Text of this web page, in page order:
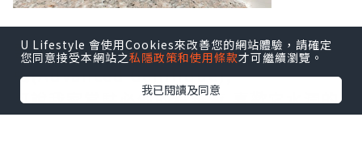
要數我喜歡精華液,莫過於Lancome 小黑
瓶(Advanced Génifique),
可說我家常駐必備的精華液,喜歡它水潤的
U Lifestyle 會使用Cookies來改善您的網站體驗，請確定
您同意接受本網站之私隱政策和使用條款才可繼續瀏覽。
我已閱讀及同意